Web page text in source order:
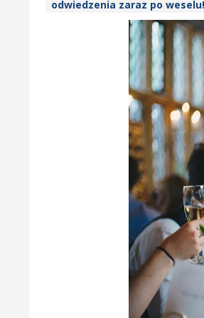
odwiedzenia zaraz po weselu!